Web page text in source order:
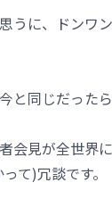
うに、ドンワ
と同じだっ
会見が全世界
て)冗談です。